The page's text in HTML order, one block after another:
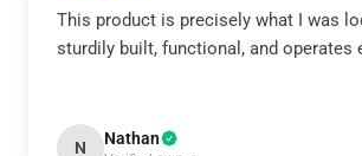
This product is precisely what I was
sturdily built, functional, and operates
N Nathan